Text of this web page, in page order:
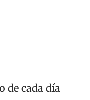
de cada día